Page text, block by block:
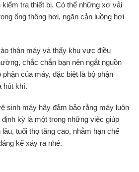
kiểm tra thiết bị. Có thể những xơ vải
ống thông hơi, ngăn cản luồng hơi
thân máy và thấy khu vực điều
chắc chắn bạn nên ngắt nguồn
của máy, đặc biệt là bộ phận
hút khí.
sinh máy hãy đảm bảo rằng máy luôn
kỳ là một trong những việc giúp
tuổi thọ tăng cao, nhằm hạn chế
kể xảy ra nhé.